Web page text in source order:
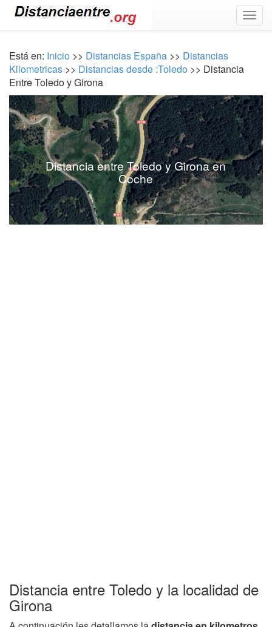
Está en: Inicio >> Distancias España >> Distancias
Kilometricas >> Distancias desde :Toledo >> Distancia
Entre Toledo y Girona
Distancia entre Toledo y Girona en
Coche
Distancia entre Toledo y la localidad de
Girona